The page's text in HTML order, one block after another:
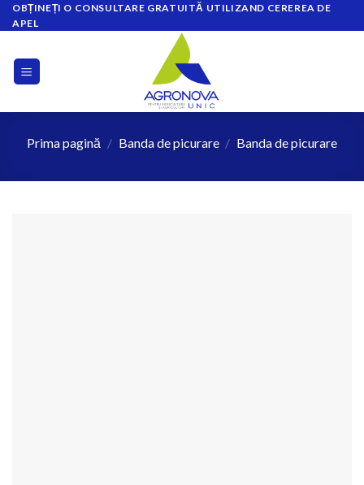
Skip
to
OBȚINEȚI O CONSULTARE GRATUITĂ UTILIZAND CEREREA DE
APEL
Prima pagină / Banda de picurare / Banda de picurare